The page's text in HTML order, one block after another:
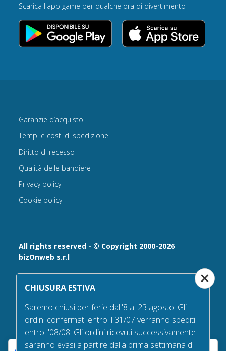
Scarica l'app game per qualche ora di divertimento
All rights reserved - © Copyright 2000-2026
bizOnweb s.r.l
Via Fratelli Bandiera 18, 25122 - Brescia, Italia
P.IVA 02232630984 - Iscrizione presso la Camera di
n° REA 432569 Capitale sociale versato Euro 25.000,00.
Tel +39.030 6394506
Garanzie d’acquisto
Tempi e costi di spedizione
Diritto di recesso
Qualità delle bandiere
Privacy policy
Cookie policy
CHIUSURA ESTIVA
Saremo chiusi per ferie dall'8 al 23 agosto. Gli
ordini confermati entro il 31/07 verranno spediti
entro l'08/08. Gli ordini ricevuti successivamente
saranno evasi a partire dalla prima settimana di